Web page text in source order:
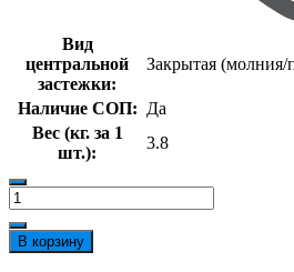
Вид
центральной
застежки:
Закрытая (молния/
Наличие СОП: Да
Вес (кг. за 1
шт.):
3.8
Количество
товара
Костюм
зимний
В корзину